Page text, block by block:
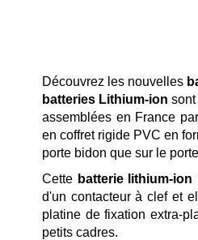
Découvrez les nouvelles
batteries Lithium-ion
assemblées en France
en coffret rigide PVC en
porte bidon que sur le
Cette batterie lithium-
d'un contacteur à clef et
platine de fixation extra-
petits cadres.